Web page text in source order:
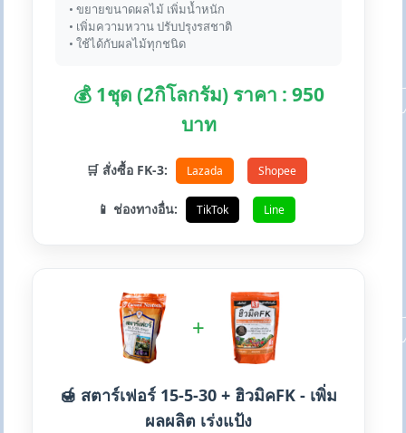
• ขยายขนาดผลไม้ เพิ่มน้ำหนัก
• เพิ่มความหวาน ปรับปรุงรสชาติ
• ใช้ได้กับผลไม้ทุกชนิด
💰 1ชุด (2กิโลกรัม) ราคา : 950
บาท
🛒 สั่งซื้อ FK-3: Lazada Shopee
📱 ช่องทางอื่น: TikTok Line
+
🍯 สตาร์เฟอร์ 15-5-30 + ฮิวมิคFK - เพิ่ม
ผลผลิต เร่งแป้ง